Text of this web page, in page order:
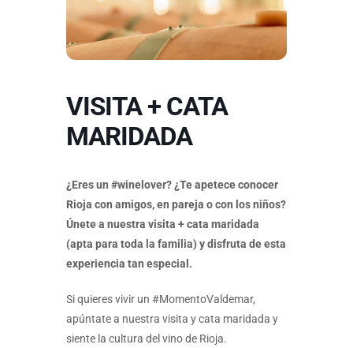
VISITA + CATA
MARIDADA
¿Eres un #winelover? ¿Te apetece conocer
Rioja con amigos, en pareja o con los niños?
Únete a nuestra visita + cata maridada
(apta para toda la familia) y disfruta de esta
experiencia tan especial.
Si quieres vivir un #MomentoValdemar,
apúntate a nuestra visita y cata maridada y
siente la cultura del vino de Rioja.